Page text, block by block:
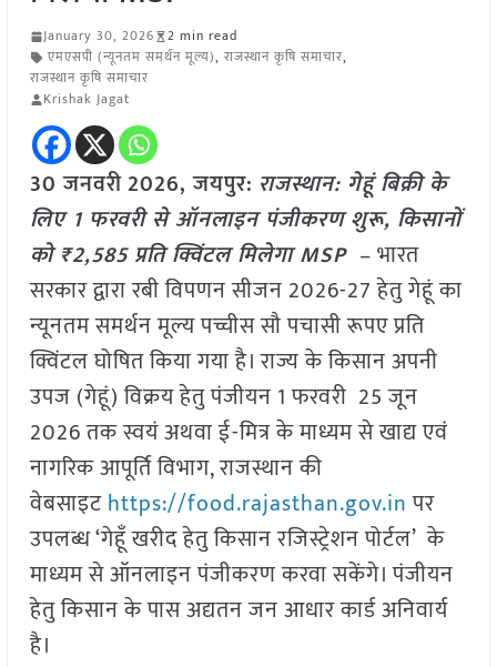
January 30, 2026
2 min read
एमएसपी (न्यूनतम समर्थन मूल्य), राजस्थान कृषि समाचार,
राजस्थान कृषि समाचार
Krishak Jagat
30 जनवरी2026,जयपुर: राजस्थान: गेहूं बिक्री के
लिए 1 फरवरी से ऑनलाइन पंजीकरण शुरू, किसानों
को ₹2,585 प्रति क्विंटल मिलेगा MSP – भारत
सरकार द्वारा रबी विपणन सीजन 2026-27 हेतु गेहूं का
न्यूनतम समर्थन मूल्य पच्चीस सौ पचासी रूपए प्रति
क्विंटल घोषित किया गया है। राज्य के किसान अपनी
उपज (गेहूं) विक्रय हेतु पंजीयन 1 फरवरी 25 जून
2026 तक स्वयं अथवा ई-मित्र के माध्यम से खाद्य एवं
नागरिक आपूर्ति विभाग, राजस्थान की
वेबसाइटhttps://food.rajasthan.gov.inपर
उपलब्ध ‘गेहूँ खरीद हेतु किसान रजिस्ट्रेशन पोर्टल’ के
माध्यम से ऑनलाइन पंजीकरण करवा सकेंगे। पंजीयन
हेतु किसान के पास अद्यतन जन आधार कार्ड अनिवार्य
है।